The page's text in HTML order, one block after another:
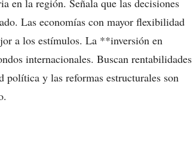
en la región. Señala que las decisiones
Las economías con mayor flexibilidad
a los estímulos. La **inversión en
internacionales. Buscan rentabilidades
y las reformas estructurales son